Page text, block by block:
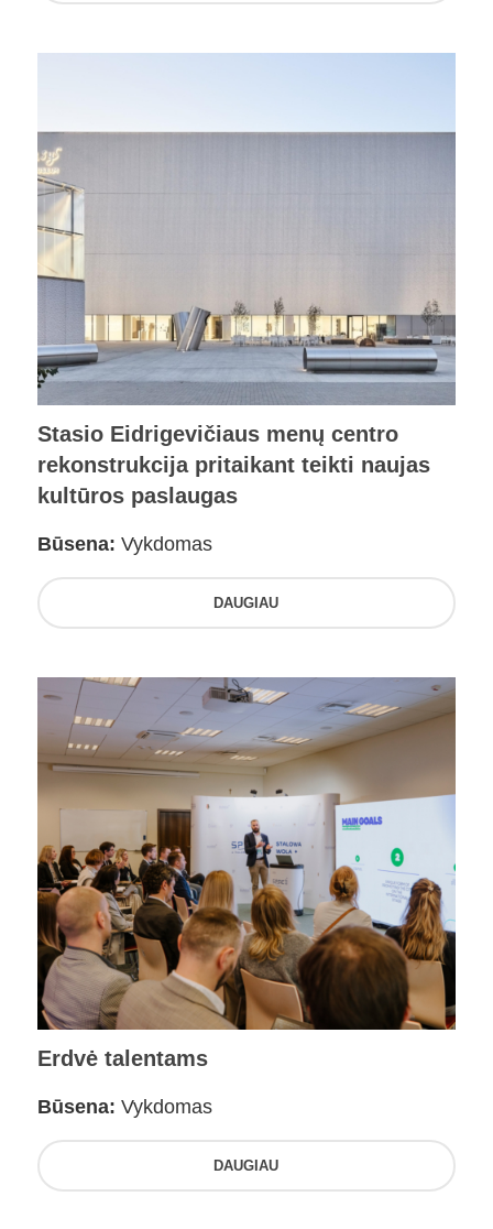
Stasio Eidrigevičiaus menų centro
rekonstrukcija pritaikant teikti naujas
kultūros paslaugas
Būsena: Vykdomas
DAUGIAU
Erdvė talentams
Būsena: Vykdomas
DAUGIAU